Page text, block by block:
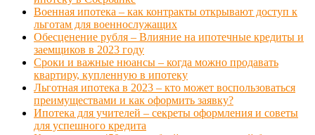
Военная ипотека – как контракты открывают доступ к
льготам для военнослужащих
Обесценение рубля – Влияние на ипотечные кредиты и
заемщиков в 2023 году
Сроки и важные нюансы – когда можно продавать
квартиру, купленную в ипотеку
Льготная ипотека в 2023 – кто может воспользоваться
преимуществами и как оформить заявку?
Ипотека для учителей – секреты оформления и советы
для успешного кредита